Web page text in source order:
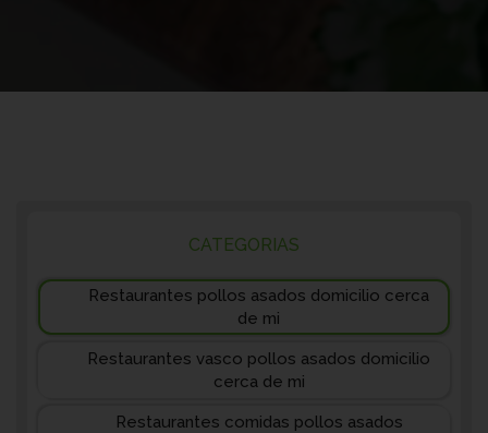
CATEGORIAS
Restaurantes pollos asados domicilio cerca
de mi
Restaurantes vasco pollos asados domicilio
cerca de mi
Restaurantes comidas pollos asados